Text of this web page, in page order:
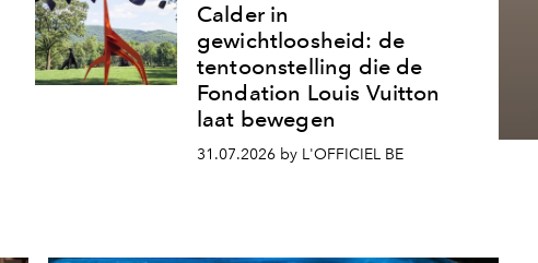
Calder in
gewichtloosheid: de
tentoonstelling die de
Fondation Louis Vuitton
laat bewegen
31.07.2026 by L'OFFICIEL BE